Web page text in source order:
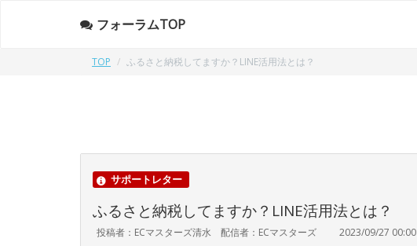
フォーラムTOP
TOP ふるさと納税してますか？LINE活用法とは？
サポートレター
ふるさと納税してますか？LINE活用法とは？
投稿者：ECマスターズ清水 配信者：ECマスターズ 2023/09/27 00:00